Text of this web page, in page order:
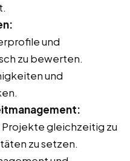
und
zu bewerten.
und
gleichzeitig zu
zu setzen.